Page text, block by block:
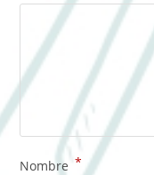
Nombre *